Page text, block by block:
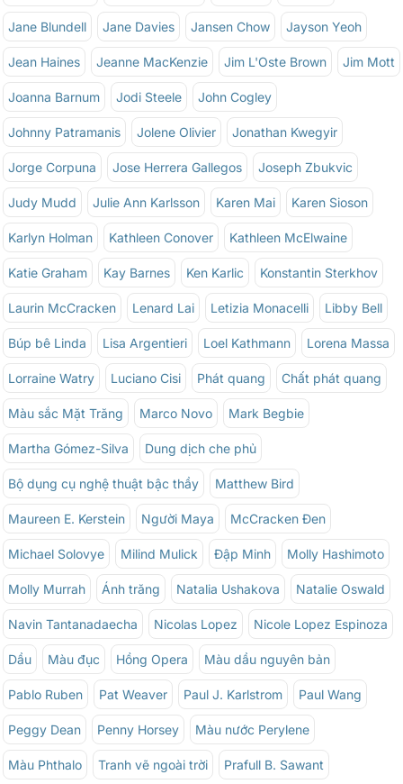
Jane Blundell Jane Davies Jansen Chow Jayson Yeoh
Jean Haines Jeanne MacKenzie Jim L'Oste Brown Jim Mott
Joanna Barnum Jodi Steele John Cogley
Johnny Patramanis Jolene Olivier Jonathan Kwegyir
Jorge Corpuna Jose Herrera Gallegos Joseph Zbukvic
Judy Mudd Julie Ann Karlsson Karen Mai Karen Sioson
Karlyn Holman Kathleen Conover Kathleen McElwaine
Katie Graham Kay Barnes Ken Karlic Konstantin Sterkhov
Laurin McCracken Lenard Lai Letizia Monacelli Libby Bell
Búp bê Linda Lisa Argentieri Loel Kathmann Lorena Massa
Lorraine Watry Luciano Cisi Phát quang Chất phát quang
Màu sắc Mặt Trăng Marco Novo Mark Begbie
Martha Gómez-Silva Dung dịch che phủ
Bộ dụng cụ nghệ thuật bậc thầy Matthew Bird
Maureen E. Kerstein Người Maya McCracken Đen
Michael Solovye Milind Mulick Đập Minh Molly Hashimoto
Molly Murrah Ánh trăng Natalia Ushakova Natalie Oswald
Navin Tantanadaecha Nicolas Lopez Nicole Lopez Espinoza
Dầu Màu đục Hồng Opera Màu dầu nguyên bản
Pablo Ruben Pat Weaver Paul J. Karlstrom Paul Wang
Peggy Dean Penny Horsey Màu nước Perylene
Màu Phthalo Tranh vẽ ngoài trời Prafull B. Sawant